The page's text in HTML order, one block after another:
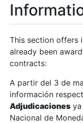
Show/Hide
Show/Hide
This section offers
already been
contracts:
A partir del 3 de
información
Adjudicaciones
Nacional de